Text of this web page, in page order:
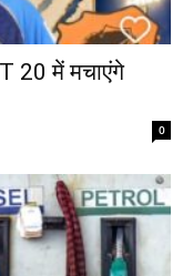
20 में मचाएंगे
0